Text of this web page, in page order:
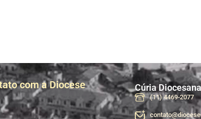
com a Diocese Cúria Diocesana
(11) 4469-2077